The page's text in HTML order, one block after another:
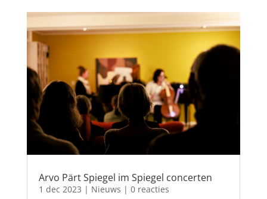
Arvo Pärt Spiegel im Spiegel concerten
1 dec 2023 | Nieuws | 0 reacties